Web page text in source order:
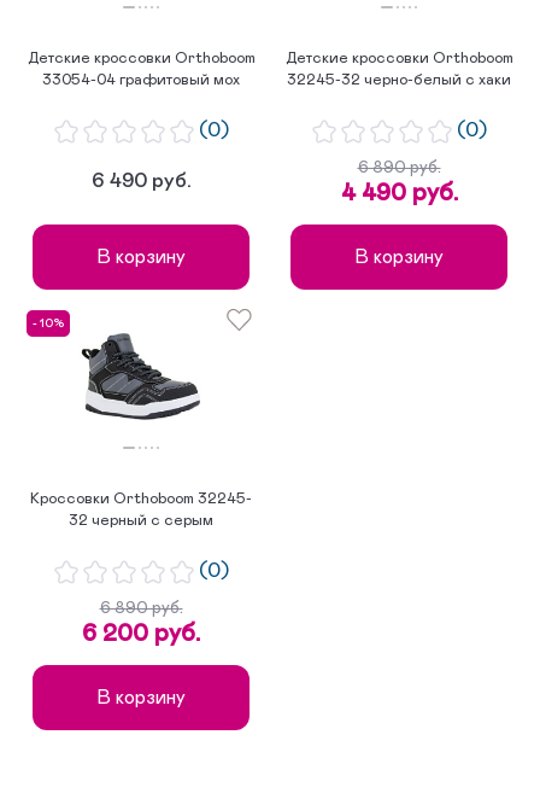
Детские кроссовки Orthoboom
33054-04 графитовый мох
(0)
6 490 руб.
В корзину
Детские кроссовки Orthoboom
32245-32 черно-белый с хаки
(0)
6 890 руб.
4 490 руб.
В корзину
- 10%
Кроссовки Orthoboom 32245-
32 черный с серым
(0)
6 890 руб.
6 200 руб.
В корзину